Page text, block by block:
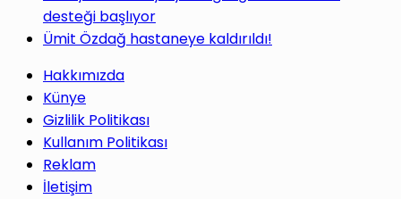
desteği başlıyor
Ümit Özdağ hastaneye kaldırıldı!
Hakkımızda
Künye
Gizlilik Politikası
Kullanım Politikası
Reklam
İletişim